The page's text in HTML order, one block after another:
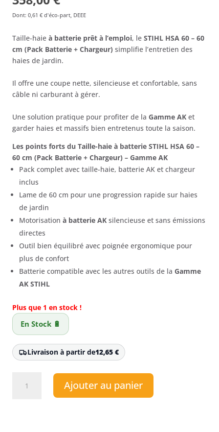
prix
était :
379,00 €.
prix
est :
358,00 €.
Dont: 0,61 € d'éco-part, DEEE
Taille-haie à batterie prêt à l’emploi, le STIHL HSA 60 – 60
cm (Pack Batterie + Chargeur) simplifie l’entretien des
haies de jardin.
Il offre une coupe nette, silencieuse et confortable, sans
câble ni carburant à gérer.
Une solution pratique pour profiter de la Gamme AK et
garder haies et massifs bien entretenus toute la saison.
Les points forts du Taille-haie à batterie STIHL HSA 60 –
60 cm (Pack Batterie + Chargeur) – Gamme AK
Pack complet avec taille-haie, batterie AK et chargeur
inclus
Lame de 60 cm pour une progression rapide sur haies
de jardin
Motorisation à batterie AK silencieuse et sans émissions
directes
Outil bien équilibré avec poignée ergonomique pour
plus de confort
Batterie compatible avec les autres outils de la Gamme
AK STIHL
Plus que 1 en stock !
En Stock 🔋
Livraison à partir de12,65 €
Ajouter au panier